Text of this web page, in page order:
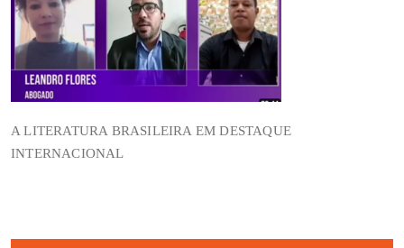
A LITERATURA BRASILEIRA EM DESTAQUE
INTERNACIONAL